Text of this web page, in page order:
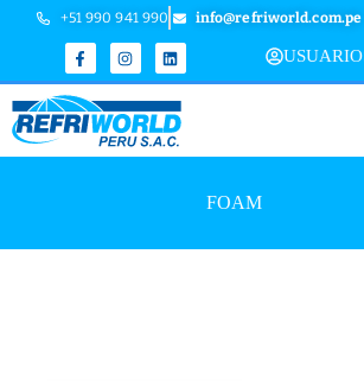
+51 990 941 990 info@refriworld.com.pe
FOAM